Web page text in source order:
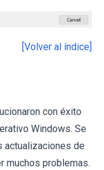
[Volver al índice]
con éxito
Windows. Se
actualizaciones de
muchos problemas.